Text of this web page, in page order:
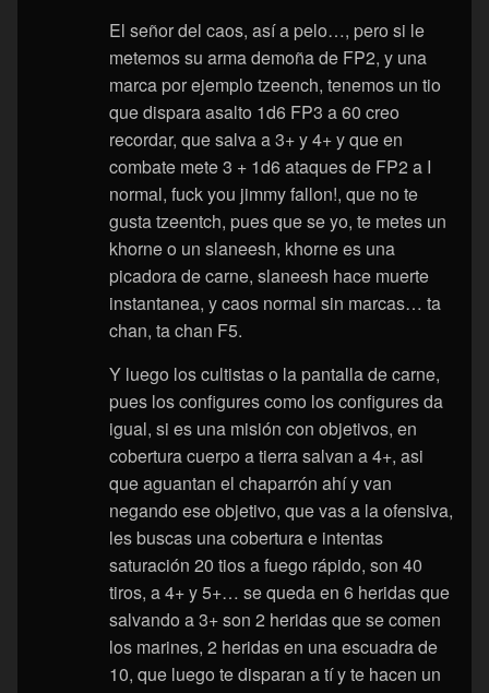
El señor del caos, así a pelo…, pero si le
metemos su arma demoña de FP2, y una
marca por ejemplo tzeench, tenemos un tio
que dispara asalto 1d6 FP3 a 60 creo
recordar, que salva a 3+ y 4+ y que en
combate mete 3 + 1d6 ataques de FP2 a I
normal, fuck you jimmy fallon!, que no te
gusta tzeentch, pues que se yo, te metes un
khorne o un slaneesh, khorne es una
picadora de carne, slaneesh hace muerte
instantanea, y caos normal sin marcas… ta
chan, ta chan F5.
Y luego los cultistas o la pantalla de carne,
pues los configures como los configures da
igual, si es una misión con objetivos, en
cobertura cuerpo a tierra salvan a 4+, asi
que aguantan el chaparrón ahí y van
negando ese objetivo, que vas a la ofensiva,
les buscas una cobertura e intentas
saturación 20 tios a fuego rápido, son 40
tiros, a 4+ y 5+… se queda en 6 heridas que
salvando a 3+ son 2 heridas que se comen
los marines, 2 heridas en una escuadra de
10, que luego te disparan a tí y te hacen un